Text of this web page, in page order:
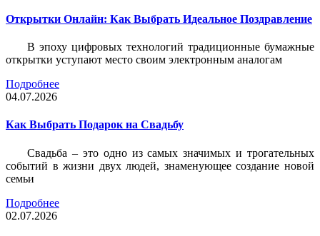
Открытки Онлайн: Как Выбрать Идеальное Поздравление
В эпоху цифровых технологий традиционные бумажные
открытки уступают место своим электронным аналогам
Подробнее
04.07.2026
Как Выбрать Подарок на Свадьбу
Свадьба – это одно из самых значимых и трогательных
событий в жизни двух людей, знаменующее создание новой
семьи
Подробнее
02.07.2026